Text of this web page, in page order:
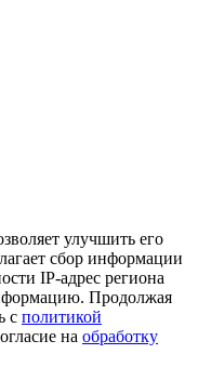
улучшить его
сбор информации
IP-адрес региона
Продолжая
с политикой
на обработку